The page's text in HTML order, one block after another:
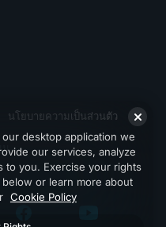
นโยบายความเป็นส่วนตัว
น
desktop application we
our services, analyze
to you. Exercise your rights
below or learn more about
Cookie Policy